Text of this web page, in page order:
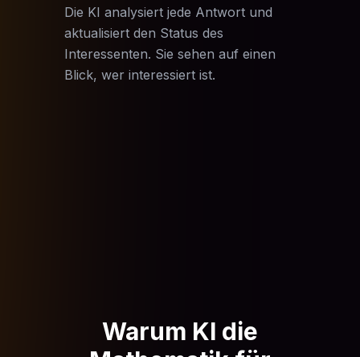
Die KI analysiert jede Antwort und
aktualisiert den Status des
Interessenten. Sie sehen auf einen
Blick, wer interessiert ist.
Warum KI die